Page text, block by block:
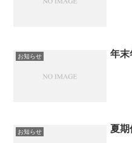
お知らせ 年末
お知らせ 夏期